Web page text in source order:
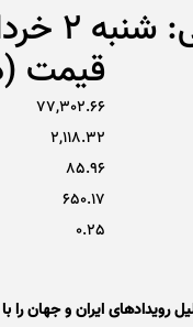
2 خرداد
قیمت
77,302.66
2,118.32
85.96
650.17
0.25
رویدادهای ایران و جهان را